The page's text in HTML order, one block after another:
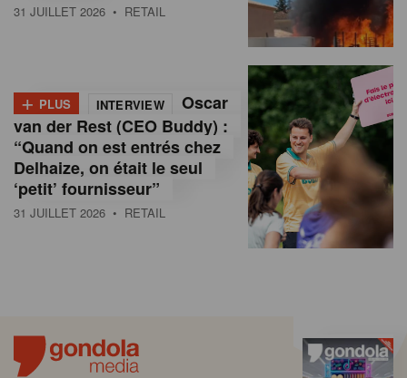
31 JUILLET 2026 • RETAIL
+ PLUS INTERVIEW
Oscar
van der Rest (CEO Buddy) :
“Quand on est entrés chez
Delhaize, on était le seul
‘petit’ fournisseur”
31 JUILLET 2026 • RETAIL